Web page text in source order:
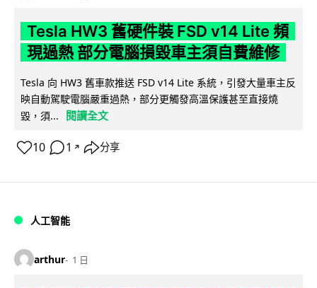
Tesla HW3 舊硬件裝 FSD v14 Lite 頻
現過熱 部分電腦損毀車主須自費維修
Tesla 向 HW3 舊車款推送 FSD v14 Lite 系統，引發大量車主反
映自動駕駛電腦嚴重過熱，部分更觸發高溫保護甚至直接燒
毀，須...
閱讀全文
10 1 ↗ 分享
人工智能
arthur 1 日